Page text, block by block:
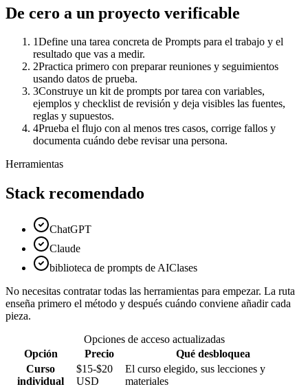
De cero a un proyecto verificable
1Define una tarea concreta de Prompts para el trabajo y el
resultado que vas a medir.
2Practica primero con preparar reuniones y seguimientos
usando datos de prueba.
3Construye un kit de prompts por tarea con variables,
ejemplos y checklist de revisión y deja visibles las fuentes,
reglas y supuestos.
4Prueba el flujo con al menos tres casos, corrige fallos y
documenta cuándo debe revisar una persona.
Herramientas
Stack recomendado
ChatGPT
Claude
biblioteca de prompts de AIClases
No necesitas contratar todas las herramientas para empezar. La ruta
enseña primero el método y después cuándo conviene añadir cada
pieza.
Opciones de acceso actualizadas
Opción
Precio
Qué desbloquea
Curso
individual
$15-$20
USD
El curso elegido, sus lecciones y
materiales